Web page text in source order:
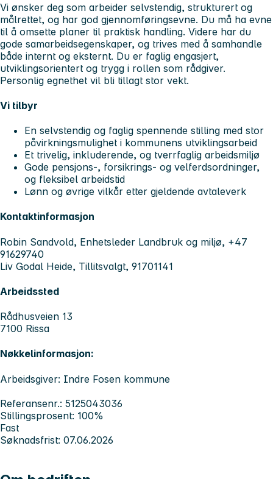
Vi ønsker deg som arbeider selvstendig, strukturert og
målrettet, og har god gjennomføringsevne. Du må ha evne
til å omsette planer til praktisk handling. Videre har du
gode samarbeidsegenskaper, og trives med å samhandle
både internt og eksternt. Du er faglig engasjert,
utviklingsorientert og trygg i rollen som rådgiver.
Personlig egnethet vil bli tillagt stor vekt.
Vi tilbyr
En selvstendig og faglig spennende stilling med stor
påvirkningsmulighet i kommunens utviklingsarbeid
Et trivelig, inkluderende, og tverrfaglig arbeidsmiljø
Gode pensjons-, forsikrings- og velferdsordninger,
og fleksibel arbeidstid
Lønn og øvrige vilkår etter gjeldende avtaleverk
Kontaktinformasjon
Robin Sandvold, Enhetsleder Landbruk og miljø, +47
91629740
Liv Godal Heide, Tillitsvalgt, 91701141
Arbeidssted
Rådhusveien 13
7100 Rissa
Nøkkelinformasjon:
Arbeidsgiver: Indre Fosen kommune
Referansenr.: 5125043036
Stillingsprosent: 100%
Fast
Søknadsfrist: 07.06.2026